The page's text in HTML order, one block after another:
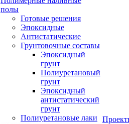
полы
Готовые решения
Эпоксидные
Антистатические
Грунтовочные составы
Эпоксидный
грунт
Полиуретановый
грунт
Эпоксидный
антистатический
грунт
Полиуретановые лаки